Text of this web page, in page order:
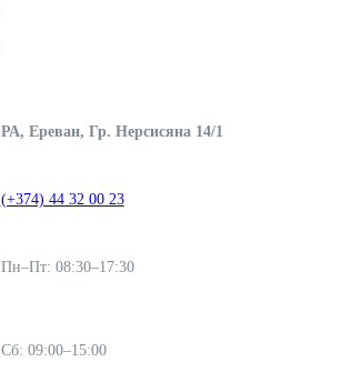
РА, Ереван, Гр. Нерсисяна 14/1
(+374) 44 32 00 23
Пн–Пт: 08:30–17:30
Сб: 09:00–15:00